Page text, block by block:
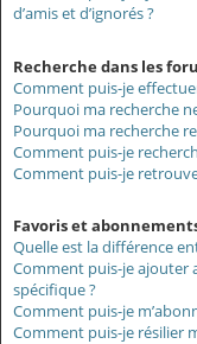
d’amis et d’ignorés ?
Recherche dans les
Comment puis-je
Pourquoi ma recherche
Pourquoi ma recherche
Comment puis-je
Comment puis-je
Favoris et
Quelle est la différence
Comment puis-je ajouter
spécifique ?
Comment puis-je
Comment puis-je résilier